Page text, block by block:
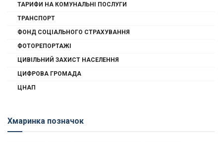
ТАРИФИ НА КОМУНАЛЬНІ ПОСЛУГИ
ТРАНСПОРТ
ФОНД СОЦІАЛЬНОГО СТРАХУВАННЯ
ФОТОРЕПОРТАЖІ
ЦИВІЛЬНИЙ ЗАХИСТ НАСЕЛЕННЯ
ЦИФРОВА ГРОМАДА
ЦНАП
Хмаринка позначок